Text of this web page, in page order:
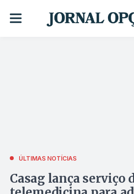
ÚLTIMAS NOTÍCIAS
Casag lança serviço